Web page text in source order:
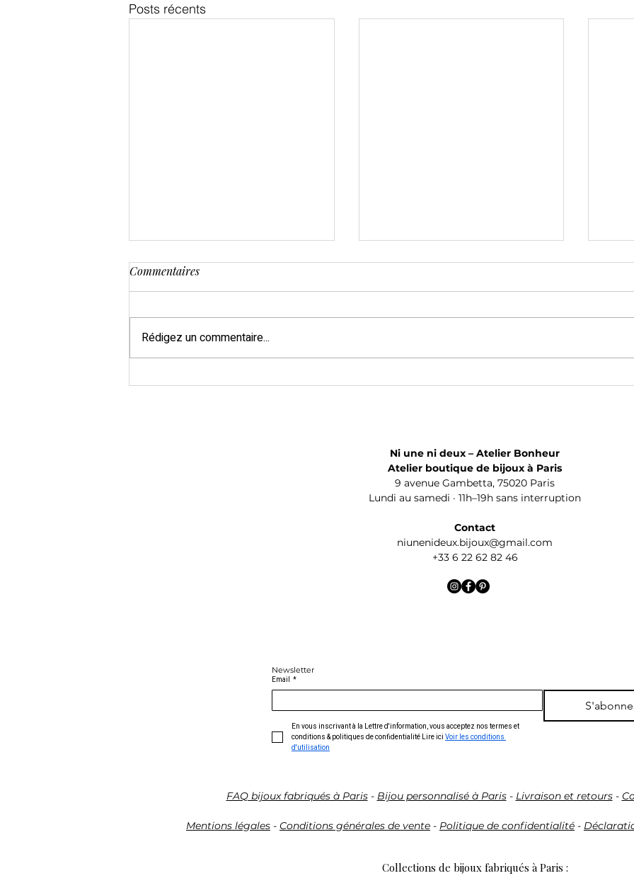
Posts récents
Commentaires
Rédigez un commentaire...
Ni une ni deux – Atelier Bonheur
Atelier boutique de bijoux à Paris
9 avenue Gambetta, 75020 Paris
Lundi au samedi · 11h–19h sans interruption
Contact
niunenideux.bijoux@gmail.com
+33 6 22 62 82 46
Newsletter
Email *
En vous inscrivant à la Lettre d'information, vous acceptez nos termes et
conditions & politiques de confidentialité Lire ici Voir les conditions
d'utilisation
FAQ bijoux fabriqués à Paris- Bijou personnalisé à Paris- Livraison et retours-
Mentions légales - Conditions générales de vente - Politique de confidentialité -
Collections de bijoux fabriqués à Paris :